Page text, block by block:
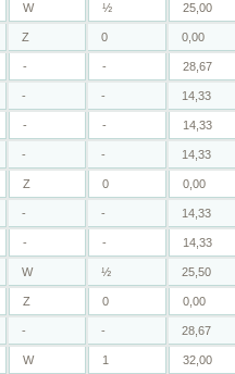
W ½ 25,00
Z 0 0,00
- - 28,67
- - 14,33
- - 14,33
- - 14,33
Z 0 0,00
- - 14,33
- - 14,33
W ½ 25,50
Z 0 0,00
- - 28,67
W 1 32,00